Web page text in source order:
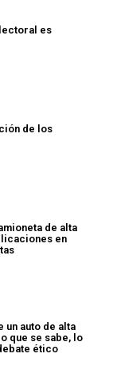
es
de los
de alta
en
un auto de alta
que se sabe, lo
ético